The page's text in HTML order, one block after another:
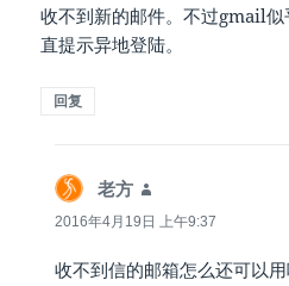
收不到新的邮件。不过gmail
直提示异地登陆。
回复
老方
道：
2016年4月19日 上午9:37
收不到信的邮箱怎么还可以